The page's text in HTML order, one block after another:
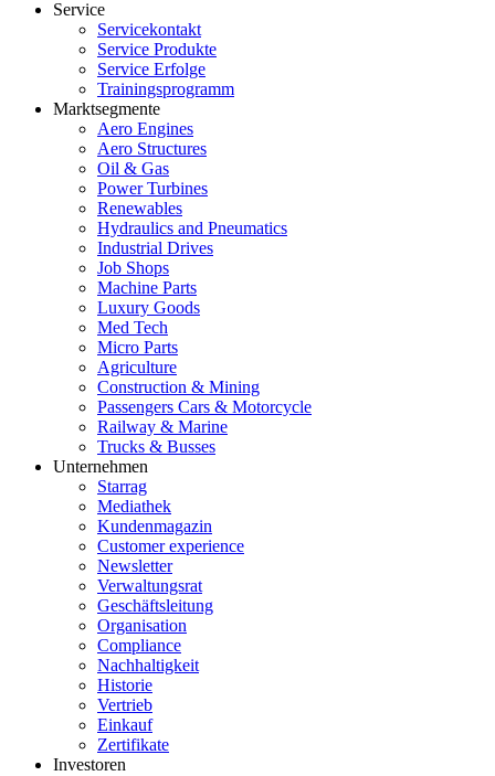
Service
Servicekontakt
Service Produkte
Service Erfolge
Trainingsprogramm
Marktsegmente
Aero Engines
Aero Structures
Oil & Gas
Power Turbines
Renewables
Hydraulics and Pneumatics
Industrial Drives
Job Shops
Machine Parts
Luxury Goods
Med Tech
Micro Parts
Agriculture
Construction & Mining
Passengers Cars & Motorcycle
Railway & Marine
Trucks & Busses
Unternehmen
Starrag
Mediathek
Kundenmagazin
Customer experience
Newsletter
Verwaltungsrat
Geschäftsleitung
Organisation
Compliance
Nachhaltigkeit
Historie
Vertrieb
Einkauf
Zertifikate
Investoren